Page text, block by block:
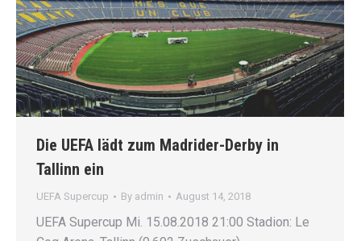
Die UEFA lädt zum Madrider-Derby in
Tallinn ein
UEFA Supercup By admin August 14, 2018
UEFA Supercup Mi. 15.08.2018 21:00 Stadion: Le